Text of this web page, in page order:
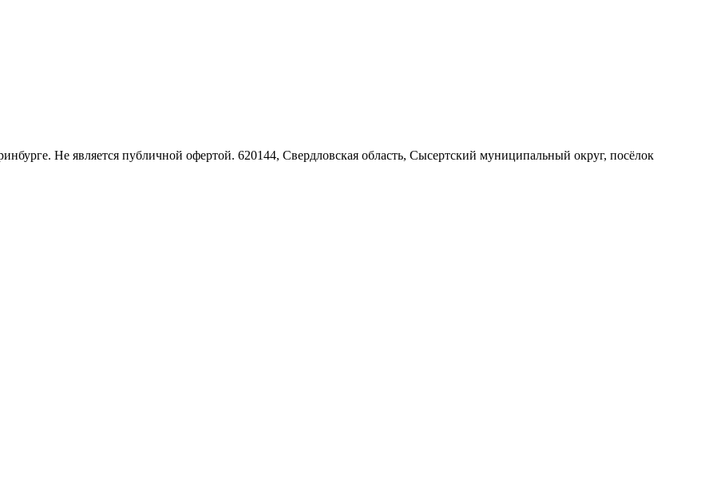
Не является публичной офертой. 620144, Свердловская область, Сысертский муниципальный округ, посёлок